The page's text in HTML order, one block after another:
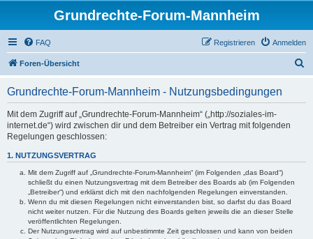
Grundrechte-Forum-Mannheim
FAQ Anmelden
Registrieren
Foren-Übersicht
Grundrechte-Forum-Mannheim - Nutzungsbedingungen
Mit dem Zugriff auf „Grundrechte-Forum-Mannheim“ („http://soziales-im-
internet.de“) wird zwischen dir und dem Betreiber ein Vertrag mit folgenden
Regelungen geschlossen:
1. NUTZUNGSVERTRAG
Mit dem Zugriff auf „Grundrechte-Forum-Mannheim“ (im Folgenden „das Board“)
schließt du einen Nutzungsvertrag mit dem Betreiber des Boards ab (im Folgenden
„Betreiber“) und erklärst dich mit den nachfolgenden Regelungen einverstanden.
Wenn du mit diesen Regelungen nicht einverstanden bist, so darfst du das Board
nicht weiter nutzen. Für die Nutzung des Boards gelten jeweils die an dieser Stelle
veröffentlichten Regelungen.
Der Nutzungsvertrag wird auf unbestimmte Zeit geschlossen und kann von beiden